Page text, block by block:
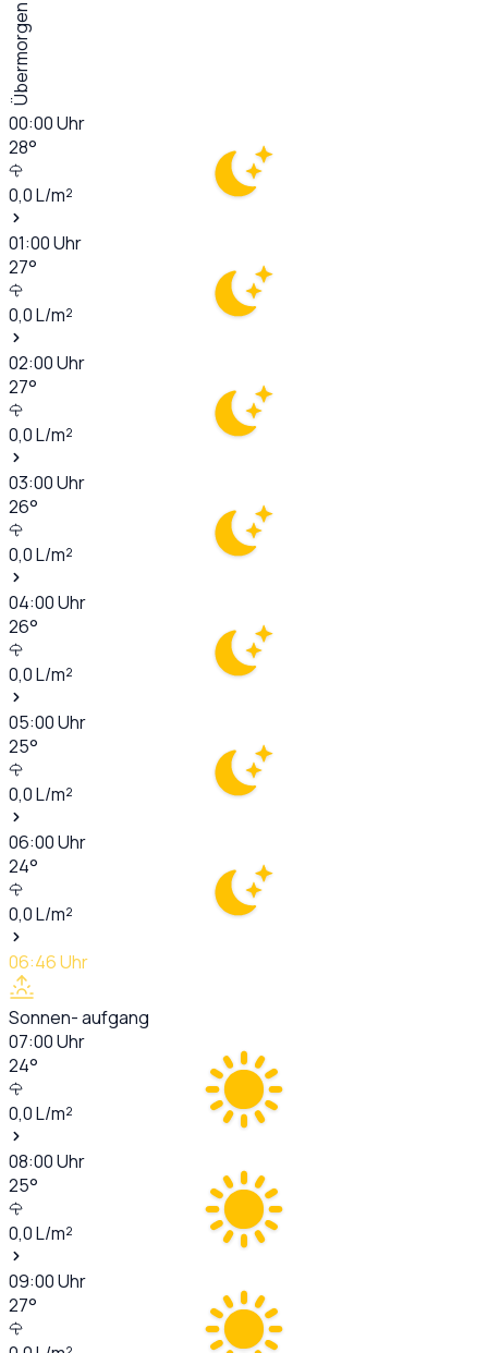
Übermorgen
00:00Uhr
28°
0,0L/m²
01:00Uhr
27°
0,0L/m²
02:00Uhr
27°
0,0L/m²
03:00Uhr
26°
0,0L/m²
04:00Uhr
26°
0,0L/m²
05:00Uhr
25°
0,0L/m²
06:00Uhr
24°
0,0L/m²
06:46Uhr
Sonnen- aufgang
07:00Uhr
24°
0,0L/m²
08:00Uhr
25°
0,0L/m²
09:00Uhr
27°